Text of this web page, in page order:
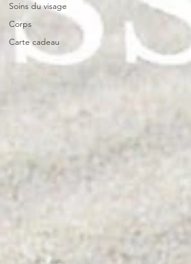
Soins du visage
Corps
Carte cadeau